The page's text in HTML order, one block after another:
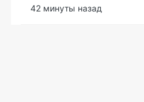
42 минуты назад